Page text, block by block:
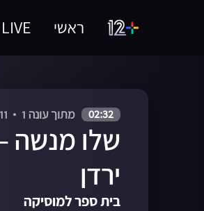
ראשי LIVE
02:32 מתוך עונה 1
שלו מנשה
ירדן
בית ספר למוסיקה